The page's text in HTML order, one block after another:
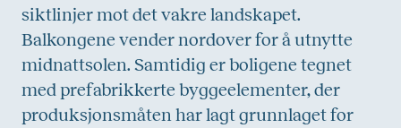
siktlinjer mot det vakre landskapet.
Balkongene vender nordover for å utnytte
midnattsolen. Samtidig er boligene tegnet
med prefabrikkerte byggeelementer, der
produksjonsmåten har lagt grunnlaget for